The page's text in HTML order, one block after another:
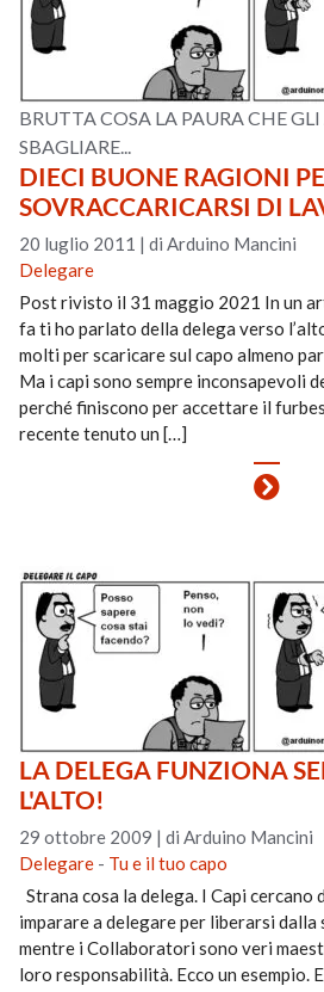
BRUTTA COSA LA PAURA CHE
SBAGLIARE...
DIECI BUONE RAGIONI
SOVRACCARICARSI DI
20 luglio 2011 |di Arduino Mancini
Delegare
Post rivisto il 31 maggio 2021 In un
fa ti ho parlato della delega verso
molti per scaricare sul capo almeno
Ma i capi sono sempre inconsapevoli
perché finiscono per accettare il
recente tenuto un […]
LA DELEGA FUNZIONA
L'ALTO!
29 ottobre 2009 |di Arduino Mancini
Delegare - Tu e il tuo capo
Strana cosa la delega. I Capi cercano
imparare a delegare per liberarsi dalla
mentre i Collaboratori sono veri
loro responsabilità. Ecco un esempio.